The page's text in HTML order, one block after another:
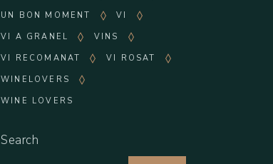
UN BON MOMENT
VI
VI A GRANEL
VINS
VI RECOMANAT
VI ROSAT
WINELOVERS
WINE LOVERS
Search